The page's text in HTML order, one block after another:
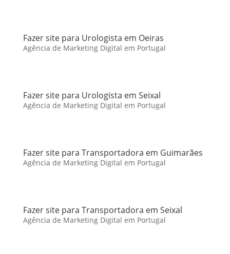
Fazer site para Urologista em Oeiras
Agência de Marketing Digital em Portugal
Fazer site para Urologista em Seixal
Agência de Marketing Digital em Portugal
Fazer site para Transportadora em Guimarães
Agência de Marketing Digital em Portugal
Fazer site para Transportadora em Seixal
Agência de Marketing Digital em Portugal